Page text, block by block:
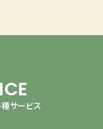
サービス